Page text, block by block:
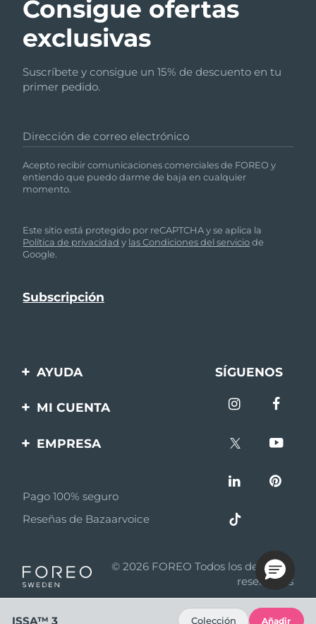
Consigue ofertas
exclusivas
Suscríbete y consigue un 15% de descuento en tu
primer pedido.
Dirección de correo electrónico
Acepto recibir comunicaciones comerciales de FOREO y
entiendo que puedo darme de baja en cualquier
momento.
Este sitio está protegido por reCAPTCHA y se aplica la
Política de privacidad y las Condiciones del serviciode
Google.
AYUDA
Contáctanos
batería
SÍGUENOS
MI CUENTA
Registro de productos
EMPRESA
Afiliados
Noticias de afiliados
Asociados
Pago 100% seguro
Reseñas de Bazaarvoice
© 2026 FOREO Todos los derechos
reservados
ISSA™ 3 Colección Añadir